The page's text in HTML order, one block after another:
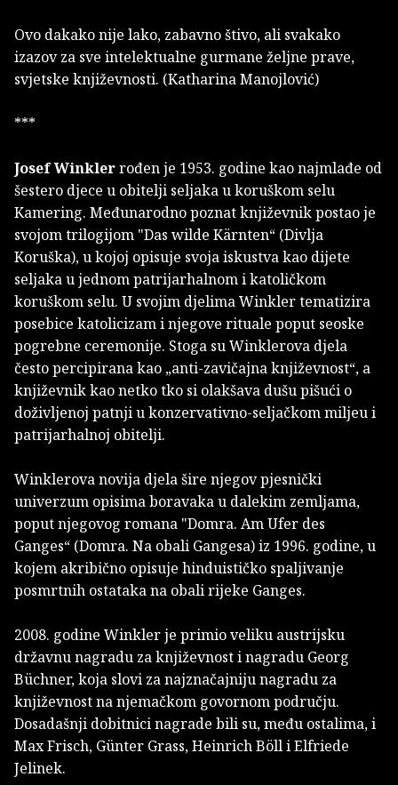
Ovo dakako nije lako, zabavno štivo, ali svakako
izazov za sve intelektualne gurmane željne prave,
svjetske književnosti. (Katharina Manojlović)
***
Josef Winklerrođen je 1953. godine kao najmlađe od
šestero djece u obitelji seljaka u koruškom selu
Kamering. Međunarodno poznat književnik postao je
svojom trilogijom "Das wilde Kärnten“ (Divlja
Koruška), u kojoj opisuje svoja iskustva kao dijete
seljaka u jednom patrijarhalnom i katoličkom
koruškom selu. U svojim djelima Winkler tematizira
posebice katolicizam i njegove rituale poput seoske
pogrebne ceremonije. Stoga su Winklerova djela
često percipirana kao „anti-zavičajna književnost“, a
književnik kao netko tko si olakšava dušu pišući o
doživljenoj patnji u konzervativno-seljačkom miljeu i
patrijarhalnoj obitelji.
Winklerova novija djela šire njegov pjesnički
univerzum opisima boravaka u dalekim zemljama,
poput njegovog romana "Domra. Am Ufer des
Ganges“ (Domra. Na obali Gangesa) iz 1996. godine, u
kojem akribično opisuje hinduističko spaljivanje
posmrtnih ostataka na obali rijeke Ganges.
2008. godine Winkler je primio veliku austrijsku
državnu nagradu za književnost i nagradu Georg
Büchner, koja slovi za najznačajniju nagradu za
književnost na njemačkom govornom području.
Dosadašnji dobitnici nagrade bili su, među ostalima, i
Max Frisch, Günter Grass, Heinrich Böll i Elfriede
Jelinek.